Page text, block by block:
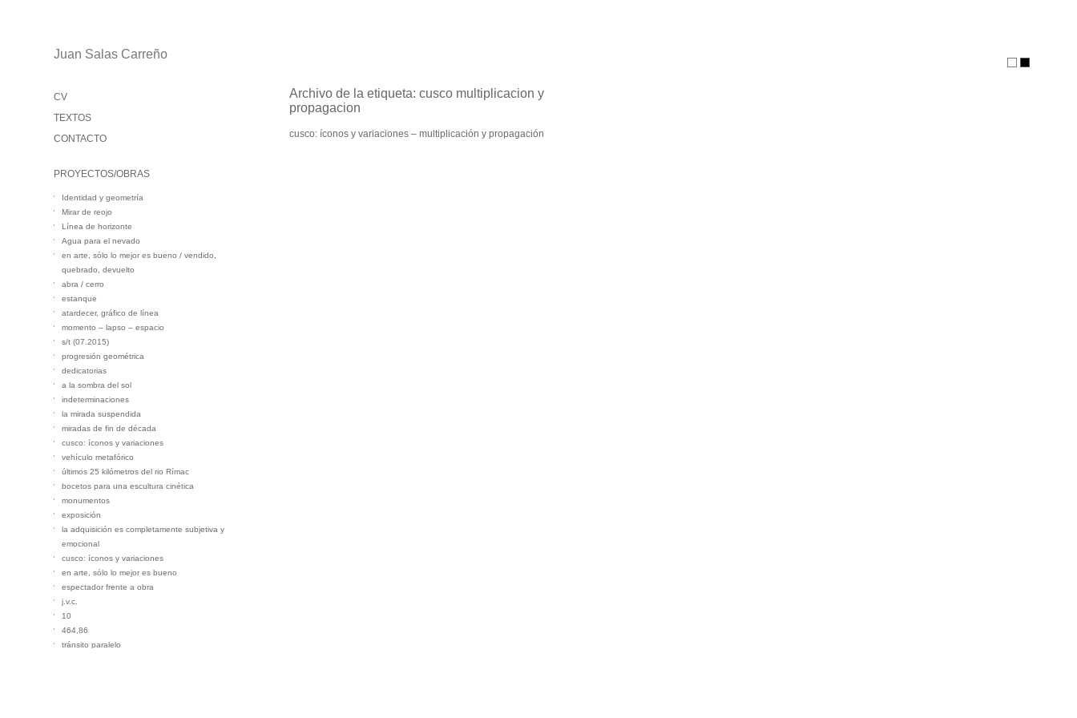
Juan Salas Carreño
CV
TEXTOS
CONTACTO
PROYECTOS/OBRAS
Identidad y geometría
Mirar de reojo
Línea de horizonte
Agua para el nevado
en arte, sólo lo mejor es bueno / vendido,
quebrado, devuelto
abra / cerro
estanque
atardecer, gráfico de línea
momento – lapso – espacio
s/t (07.2015)
progresión geométrica
dedicatorias
a la sombra del sol
indeterminaciones
la mirada suspendida
miradas de fin de década
cusco: íconos y variaciones
vehículo metafórico
últimos 25 kilómetros del rio Rímac
bocetos para una escultura cinética
monumentos
exposición
la adquisición es completamente subjetiva y
emocional
cusco: íconos y variaciones
en arte, sólo lo mejor es bueno
espectador frente a obra
j.v.c.
10
464,86
tránsito paralelo
Archivo de la etiqueta:cusco multiplicacion y
propagacion
cusco: íconos y variaciones – multiplicación y propagación